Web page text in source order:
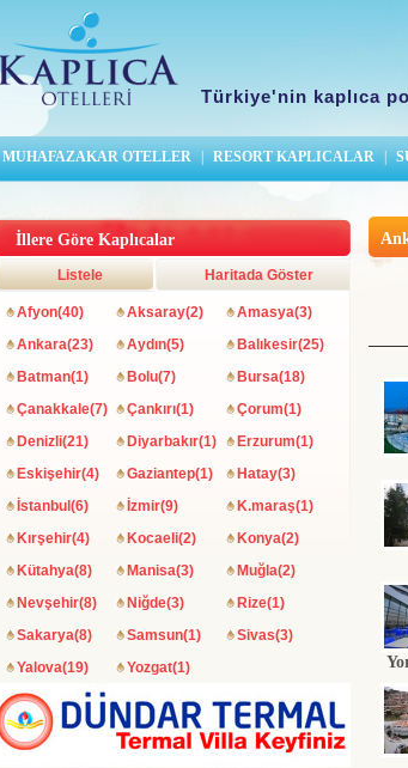
Türkiye'nin kaplıca
MUHAFAZAKAR OTELLER | RESORT KAPLICALAR |
İllere Göre Kaplıcalar
Listele Haritada Göster
Afyon(40) Aksaray(2)
Amasya(3)
Ankara(23)
Aydın(5)
Balıkesir(25)
Batman(1)
Bolu(7)
Bursa(18)
Çanakkale(7)
Çankırı(1)
Çorum(1)
Denizli(21)
Diyarbakır(1)
Erzurum(1)
Eskişehir(4)
Gaziantep(1)
Hatay(3)
İstanbul(6)
İzmir(9)
K.maraş(1)
Kırşehir(4)
Kocaeli(2)
Konya(2)
Kütahya(8)
Manisa(3)
Muğla(2)
Nevşehir(8)
Niğde(3)
Rize(1)
Sakarya(8)
Samsun(1)
Sivas(3)
Yalova(19)
Yozgat(1)